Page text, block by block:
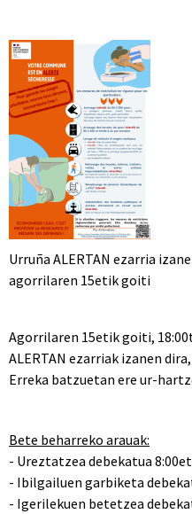
Urruña ALERTAN ezarria
agorrilaren 15etik goiti
Agorrilaren 15etik goiti,
ALERTAN ezarriak izanen
Erreka batzuetan ere ur-
Bete beharreko arauak:
- Ureztatzea debekatua
- Ibilgailuen garbiketa
- Igerilekuen betetzea